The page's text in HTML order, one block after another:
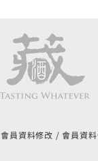
會員資料修改 會員資